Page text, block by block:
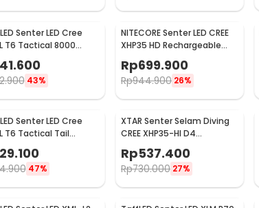
Senter LED Cree
T6 Tactical 8000
- F18
41.600
43%
NITECORE Senter LED CREE
XHP35 HD Rechargeable
IPX8 1800 Lumens - MH23
Rp699.900
Rp944.900 26%
Senter LED Cree
T6 Tactical Tail
29.100
47%
XTAR Senter Selam Diving
CREE XHP35-HI D4
Waterproof IPX8 1600
Lumens - D26 1600S
Rp537.400
Rp730.000 27%